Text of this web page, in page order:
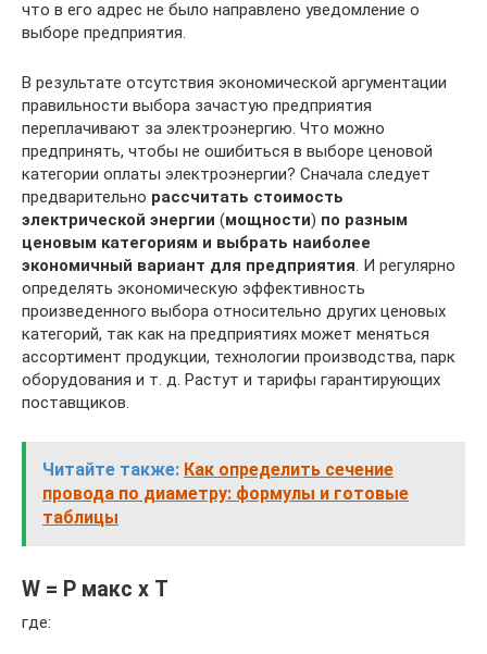
что в его адрес не было направлено уведомление о
выборе предприятия.
В результате отсутствия экономической аргументации
правильности выбора зачастую предприятия
переплачивают за электроэнергию. Что можно
предпринять, чтобы не ошибиться в выборе ценовой
категории оплаты электроэнергии? Сначала следует
предварительно рассчитать стоимость
электрической энергии (мощности) по разным
ценовым категориям и выбрать наиболее
экономичный вариант для предприятия . И регулярно
определять экономическую эффективность
произведенного выбора относительно других ценовых
категорий, так как на предприятиях может меняться
ассортимент продукции, технологии производства, парк
оборудования и т. д. Растут и тарифы гарантирующих
поставщиков.
Читайте также: Как определить сечение
провода по диаметру: формулы и готовые
таблицы
W = P макс х T
где: